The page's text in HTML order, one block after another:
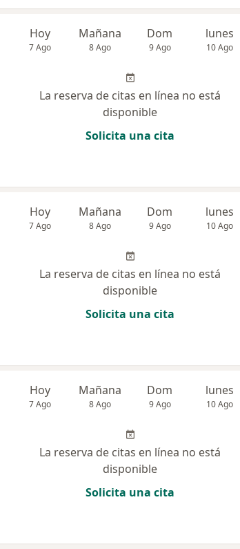
Hoy
7 Ago
Mañana
8 Ago
Dom
9 Ago
lunes
10 Ago
La reserva de citas en línea no está
disponible
Solicita una cita
Hoy
7 Ago
Mañana
8 Ago
Dom
9 Ago
lunes
10 Ago
La reserva de citas en línea no está
disponible
Solicita una cita
Hoy
7 Ago
Mañana
8 Ago
Dom
9 Ago
lunes
10 Ago
La reserva de citas en línea no está
disponible
Solicita una cita